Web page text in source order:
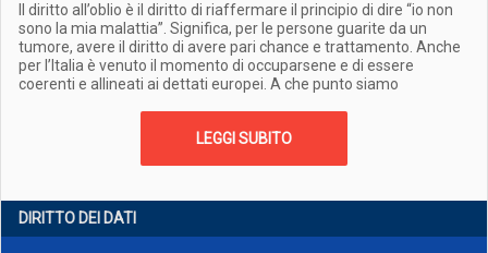
Il diritto all’oblio è il diritto di riaffermare il principio di dire “io non
sono la mia malattia”. Significa, per le persone guarite da un
tumore, avere il diritto di avere pari chance e trattamento. Anche
per l’Italia è venuto il momento di occuparsene e di essere
coerenti e allineati ai dettati europei. A che punto siamo
LEGGI SUBITO
DIRITTO DEI DATI